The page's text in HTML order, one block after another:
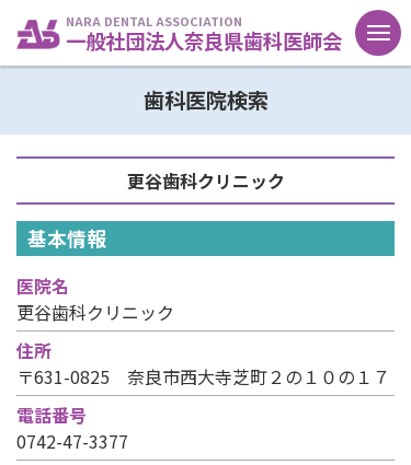
NARA DENTAL ASSOCIATION
一般社団法人奈良県歯科医師会
歯科医院検索
更谷歯科クリニック
基本情報
医院名
更谷歯科クリニック
住所
〒631-0825 奈良市西大寺芝町２の１０の１７
電話番号
0742-47-3377